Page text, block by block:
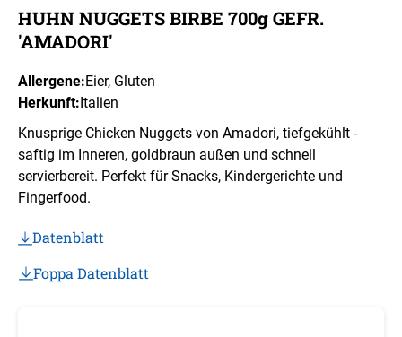
HUHN NUGGETS BIRBE 700g GEFR.
'AMADORI'
Allergene:Eier, Gluten
Herkunft:Italien
Knusprige Chicken Nuggets von Amadori, tiefgekühlt -
saftig im Inneren, goldbraun außen und schnell
servierbereit. Perfekt für Snacks, Kindergerichte und
Fingerfood.
Datenblatt
Foppa Datenblatt